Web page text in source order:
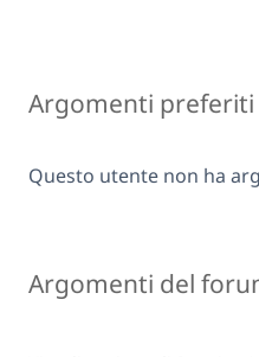
Argomenti
Questo utente non ha
Argomenti del